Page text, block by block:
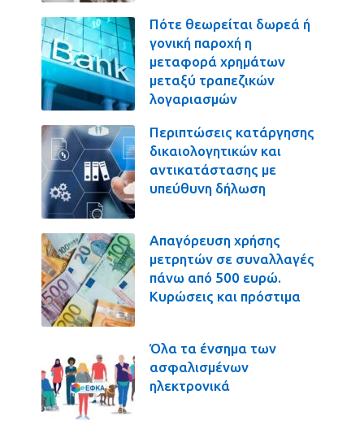
Πότε θεωρείται δωρεά ή
γονική παροχή η
μεταφορά χρημάτων
μεταξύ τραπεζικών
λογαριασμών
Περιπτώσεις κατάργησης
δικαιολογητικών και
αντικατάστασης με
υπεύθυνη δήλωση
Απαγόρευση χρήσης
μετρητών σε συναλλαγές
πάνω από 500 ευρώ.
Κυρώσεις και πρόστιμα
Όλα τα ένσημα των
ασφαλισμένων
ηλεκτρονικά